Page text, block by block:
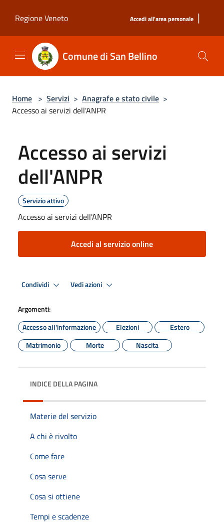
Regione Veneto
Accedi all'area personale |
Comune di San Bellino
Home > Servizi > Anagrafe e stato civile >
Accesso ai servizi dell'ANPR
Accesso ai servizi
dell'ANPR
Servizio attivo
Accesso ai servizi dell'ANPR
Accedi al servizio online
Condividi Vedi azioni
Argomenti:
Accesso all'informazione
Elezioni
Estero
Matrimonio
Morte Nascita
INDICE DELLA PAGINA
Materie del servizio
A chi è rivolto
Come fare
Cosa serve
Cosa si ottiene
Tempi e scadenze